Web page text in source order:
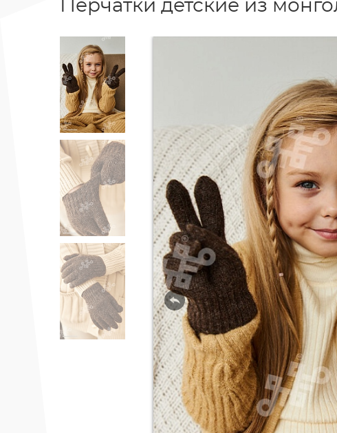
Перчатки детские из